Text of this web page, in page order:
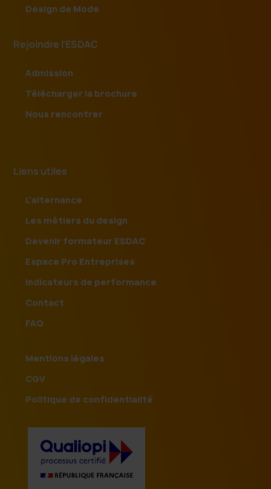
Design de Mode
Rejoindre l'ESDAC
Admission
Télécharger la brochure
Nous rencontrer
Liens utiles
L'alternance
Les métiers du design
Devenir formateur ESDAC
Espace Pro Entreprises
Indicateurs de performance
Contact
FAQ
Mentions légales
CGV
Politique de confidentialité